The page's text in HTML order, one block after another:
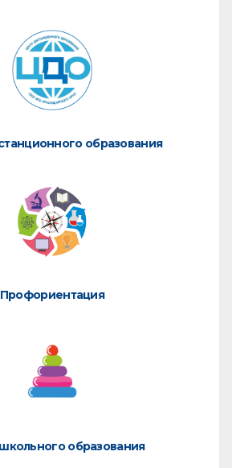
образования
Профориентация
образования